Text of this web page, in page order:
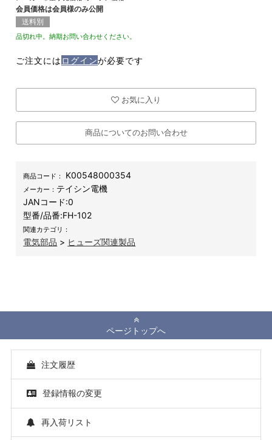
会員価格は会員様のみ公開
送料別
品切れ中。納期お問い合わせください。
ご注文には ログインが必要です
お気に入り
商品についてのお問い合わせ
商品コード： K00548000354
メーカー： テイシン電機
JANコード:0
型番/品番:FH-102
関連カテゴリ：
電気部品 > ヒューズ関連製品
ページトップへ
注文履歴
登録情報の変更
再入荷リスト